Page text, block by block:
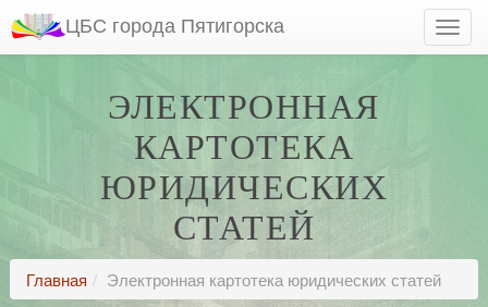
ЦБС города Пятигорска
ЭЛЕКТРОННАЯ
КАРТОТЕКА
ЮРИДИЧЕСКИХ
СТАТЕЙ
Главная Электронная картотека юридических статей